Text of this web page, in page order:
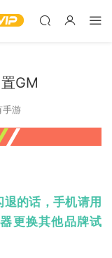
GM
手游
的话，手机请用
更换其他品牌试